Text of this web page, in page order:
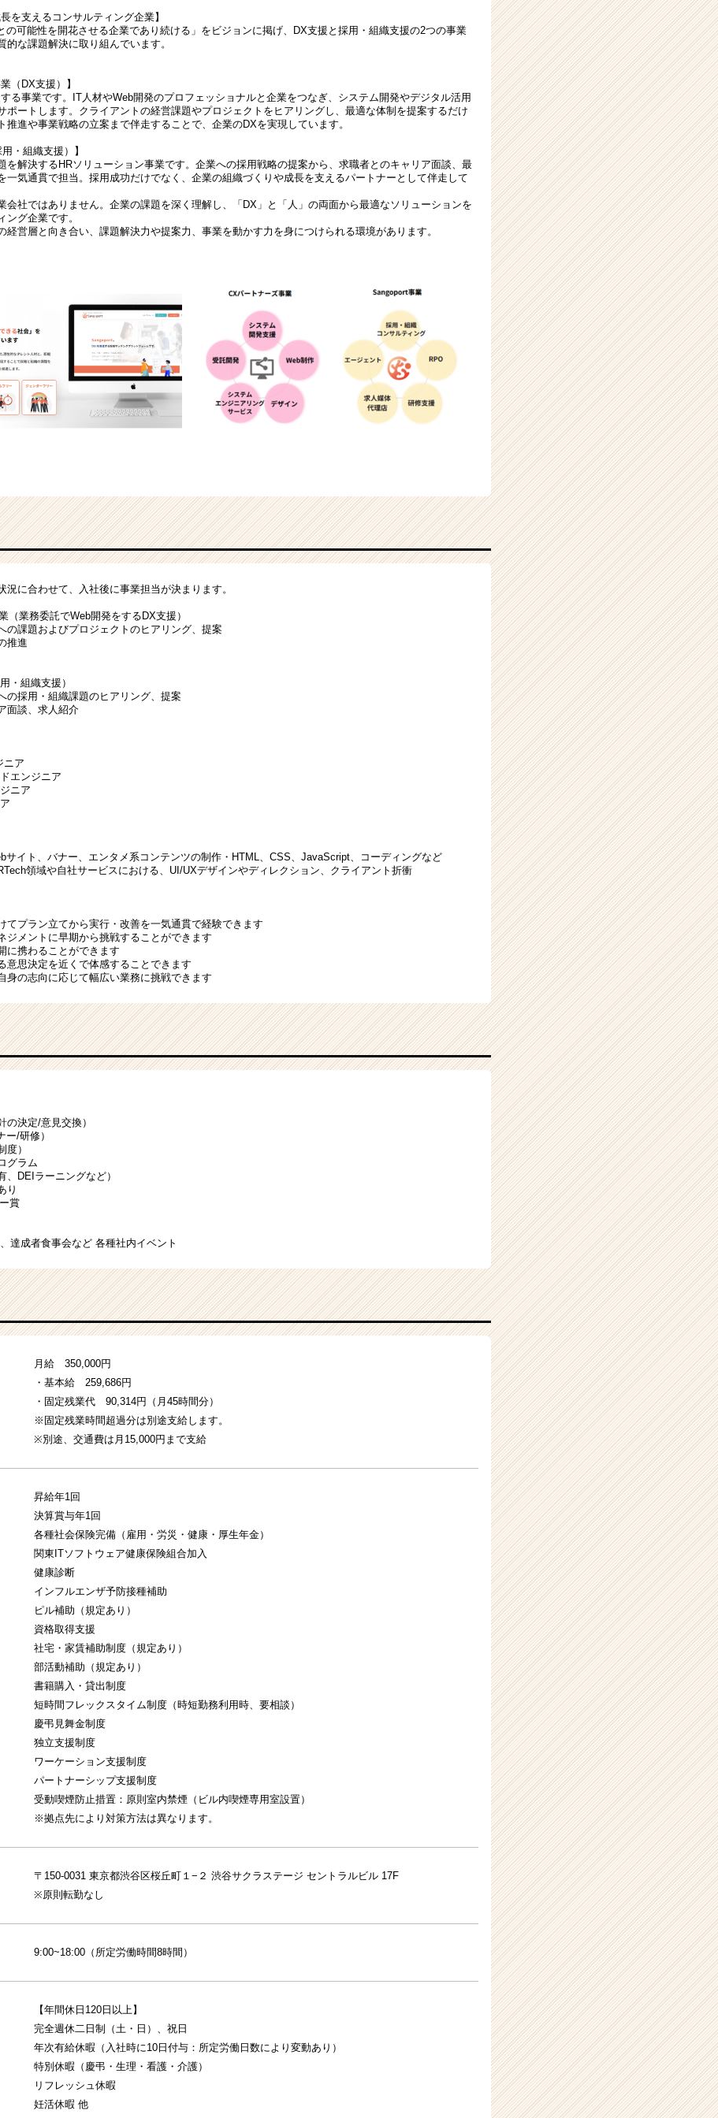
を支えるコンサルティング企業】
の可能性を開花させる企業であり続ける」をビジョンに掲げ、DX支援と採用・組織支援の2つの事業
的な課題解決に取り組んでいます。
（DX支援）】
る事業です。IT人材やWeb開発のプロフェッショナルと企業をつなぎ、システム開発やデジタル活用
ポートします。クライアントの経営課題やプロジェクトをヒアリングし、最適な体制を提案するだけ
推進や事業戦略の立案まで伴走することで、企業のDXを実現しています。
・組織支援）】
を解決するHRソリューション事業です。企業への採用戦略の提案から、求職者とのキャリア面談、最
一気通貫で担当。採用成功だけでなく、企業の組織づくりや成長を支えるパートナーとして伴走して
会社ではありません。企業の課題を深く理解し、「DX」と「人」の両面から最適なソリューションを
ング企業です。
経営層と向き合い、課題解決力や提案力、事業を動かす力を身につけられる環境があります。
況に合わせて、入社後に事業担当が決まります。
（業務委託でWeb開発をするDX支援）
の課題およびプロジェクトのヒアリング、提案
推進
・組織支援）
の採用・組織課題のヒアリング、提案
面談、求人紹介
ア
エンジニア
ニア
サイト、バナー、エンタメ系コンテンツの制作・HTML、CSS、JavaScript、コーディングなど
領域や自社サービスにおける、UI/UXデザインやディレクション、クライアント折衝
てプラン立てから実行・改善を一気通貫で経験できます
ジメントに早期から挑戦することができます
に携わることができます
意思決定を近くで体感することできます
身の志向に応じて幅広い業務に挑戦できます
の決定/意見交換）
/研修）
度）
グラム
、DEIラーニングなど）
り
賞
達成者食事会など 各種社内イベント
月給 350,000円
・基本給 259,686円
・固定残業代 90,314円（月45時間分）
※固定残業時間超過分は別途支給します。
※別途、交通費は月15,000円まで支給
昇給年1回
決算賞与年1回
各種社会保険完備（雇用・労災・健康・厚生年金）
関東ITソフトウェア健康保険組合加入
健康診断
インフルエンザ予防接種補助
ピル補助（規定あり）
資格取得支援
社宅・家賃補助制度（規定あり）
部活動補助（規定あり）
書籍購入・貸出制度
短時間フレックスタイム制度（時短勤務利用時、要相談）
慶弔見舞金制度
独立支援制度
ワーケーション支援制度
パートナーシップ支援制度
受動喫煙防止措置：原則室内禁煙（ビル内喫煙専用室設置）
※拠点先により対策方法は異なります。
〒150-0031 東京都渋谷区桜丘町１−２ 渋谷サクラステージ セントラルビル 17F
※原則転勤なし
9:00~18:00（所定労働時間8時間）
【年間休日120日以上】
完全週休二日制（土・日）、祝日
年次有給休暇（入社時に10日付与：所定労働日数により変動あり）
特別休暇（慶弔・生理・看護・介護）
リフレッシュ休暇
妊活休暇 他